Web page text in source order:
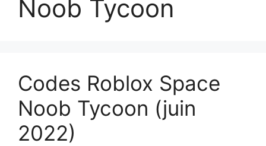
Noob Tycoon
Codes Roblox Space
Noob Tycoon (juin
2022)